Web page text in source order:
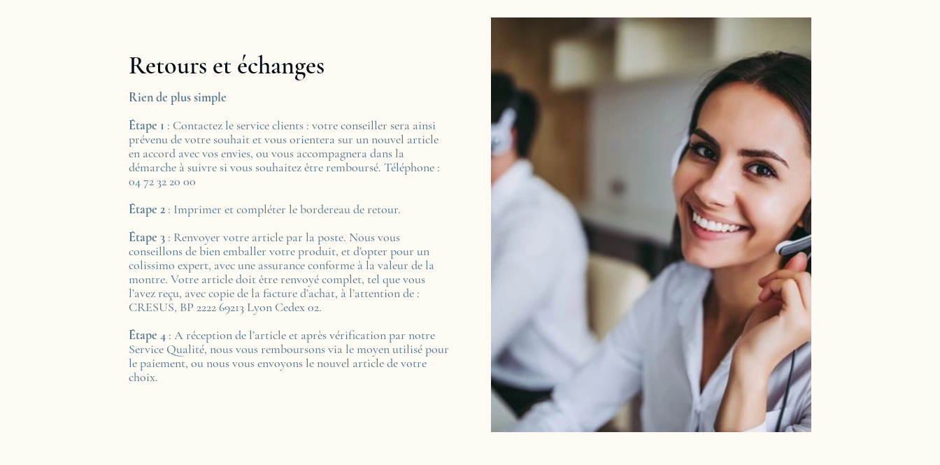
Retours et échanges
Rien de plus simple
Étape 1 : Contactez le service clients : votre conseiller sera ainsi
prévenu de votre souhait et vous orientera sur un nouvel article
en accord avec vos envies, ou vous accompagnera dans la
démarche à suivre si vous souhaitez être remboursé. Téléphone :
04 72 32 20 00
Étape 2: Imprimer et compléter le bordereau de retour.
Étape 3: Renvoyer votre article par la poste. Nous vous
conseillons de bien emballer votre produit, et d’opter pour un
colissimo expert, avec une assurance conforme à la valeur de la
montre. Votre article doit être renvoyé complet, tel que vous
l’avez reçu, avec copie de la facture d’achat, à l’attention de :
CRESUS, BP 2222 69213 Lyon Cedex 02.
Étape 4: A réception de l’article et après vérification par notre
Service Qualité, nous vous remboursons via le moyen utilisé pour
le paiement, ou nous vous envoyons le nouvel article de votre
choix.